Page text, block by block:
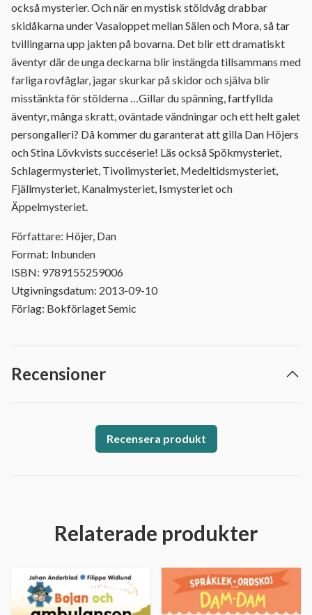
också mysterier. Och när en mystisk stöldvåg drabbar
skidåkarna under Vasaloppet mellan Sälen och Mora, så tar
tvillingarna upp jakten på bovarna. Det blir ett dramatiskt
äventyr där de unga deckarna blir instängda tillsammans med
farliga rovfåglar, jagar skurkar på skidor och själva blir
misstänkta för stölderna …Gillar du spänning, fartfyllda
äventyr, många skratt, oväntade vändningar och ett helt galet
persongalleri? Då kommer du garanterat att gilla Dan Höjers
och Stina Lövkvists succéserie! Läs också Spökmysteriet,
Schlagermysteriet, Tivolimysteriet, Medeltidsmysteriet,
Fjällmysteriet, Kanalmysteriet, Ismysteriet och
Äppelmysteriet.
Författare: Höjer, Dan
Format: Inbunden
ISBN: 9789155259006
Utgivningsdatum: 2013-09-10
Förlag: Bokförlaget Semic
Recensioner
Recensera produkt
Relaterade produkter